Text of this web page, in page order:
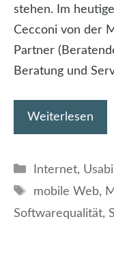
stehen. Im
Cecconi von der
Partner
Beratung und
Weiterlesen
Kategorien
Internet,
Schlagwörter
mobile Web,
Softwarequalität,